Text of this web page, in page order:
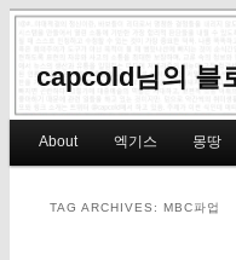
capcold님의 블
Skip to primary content
Skip to secondary content
About 엑기스 몽땅
TAG ARCHIVES: MBC파업